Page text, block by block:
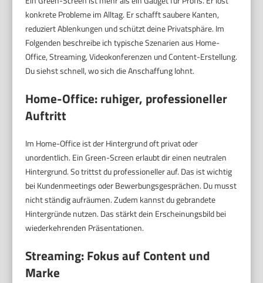
konkrete Probleme im Alltag. Er schafft saubere Kanten,
reduziert Ablenkungen und schützt deine Privatsphäre. Im
Folgenden beschreibe ich typische Szenarien aus Home-
Office, Streaming, Videokonferenzen und Content-Erstellung.
Du siehst schnell, wo sich die Anschaffung lohnt.
Home-Office: ruhiger, professioneller
Auftritt
Im Home-Office ist der Hintergrund oft privat oder
unordentlich. Ein Green-Screen erlaubt dir einen neutralen
Hintergrund. So trittst du professioneller auf. Das ist wichtig
bei Kundenmeetings oder Bewerbungsgesprächen. Du musst
nicht ständig aufräumen. Zudem kannst du gebrandete
Hintergründe nutzen. Das stärkt dein Erscheinungsbild bei
wiederkehrenden Präsentationen.
Streaming: Fokus auf Content und
Marke